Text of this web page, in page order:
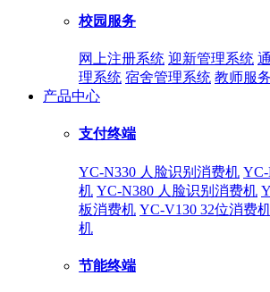
校园服务
网上注册系统 迎新管理系统
理系统 宿舍管理系统 教师服
产品中心
支付终端
YC-N330 人脸识别消费机
机 YC-N380 人脸识别消费机
板消费机 YC-V130 32位消费
机
节能终端